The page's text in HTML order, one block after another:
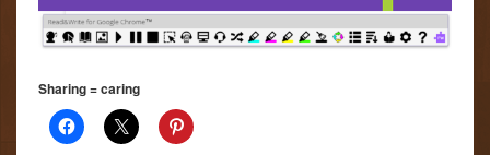
Sharing = caring